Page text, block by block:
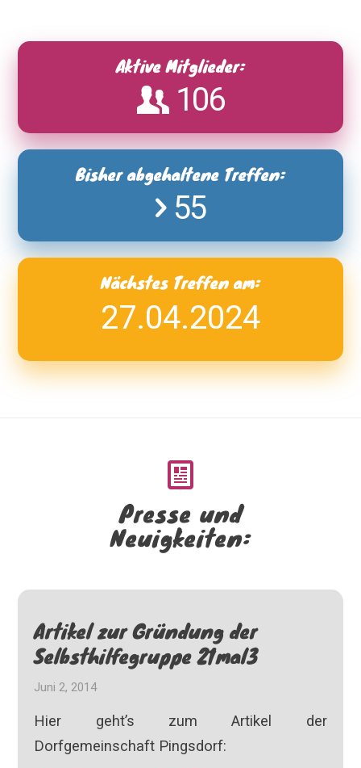
Aktive Mitglieder:
106
Bisher abgehaltene Treffen:
55
Nächstes Treffen am:
27.04.2024
Presse und
Neuigkeiten:
Artikel zur Gründung der
Selbsthilfegruppe 21mal3
Juni 2, 2014
Hier geht’s zum Artikel der
Dorfgemeinschaft Pingsdorf: